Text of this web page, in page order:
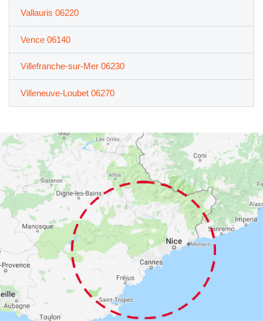
Vallauris 06220
Vence 06140
Villefranche-sur-Mer 06230
Villeneuve-Loubet 06270